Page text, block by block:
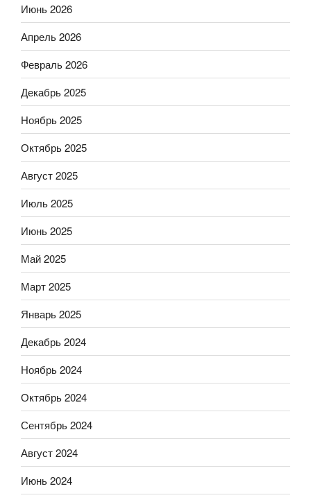
Июнь 2026
Апрель 2026
Февраль 2026
Декабрь 2025
Ноябрь 2025
Октябрь 2025
Август 2025
Июль 2025
Июнь 2025
Май 2025
Март 2025
Январь 2025
Декабрь 2024
Ноябрь 2024
Октябрь 2024
Сентябрь 2024
Август 2024
Июнь 2024